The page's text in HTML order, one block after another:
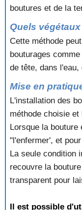
boutures et de la
Quels
Cette méthode
bouturages
de tête, dans
Mise en
L'installation des
méthode choisie
Lorsque la
"l'enfermer', et
La seule condition
recouvre la
transparent pour
Il est possible